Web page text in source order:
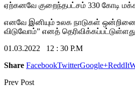
ஏற்கனவே குறைந்தபட்சம் 330 கோடி
எனவே இனியும் உலக நாடுகள்
விடுவோம்” எனத்
01.03.2022 12 : 30 P.M
Share FacebookTwitterGoogle+ReddIt
Prev Post